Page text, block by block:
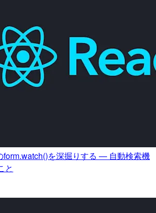
form.watch()を深掘りする — 自動検索機
と